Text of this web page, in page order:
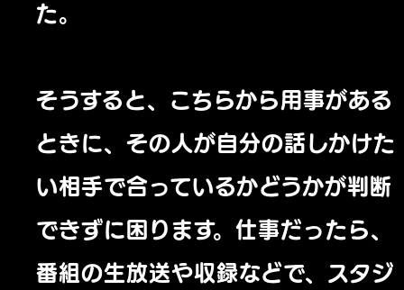
た。
そうすると、こちらから用事がある
ときに、その人が自分の話しかけた
い相手で合っているかどうかが判断
できずに困ります。仕事だったら、
番組の生放送や収録などで、スタジ